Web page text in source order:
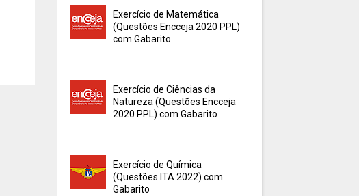
Exercício de Matemática
(Questões Encceja 2020 PPL)
com Gabarito
Exercício de Ciências da
Natureza (Questões Encceja
2020 PPL) com Gabarito
Exercício de Química
(Questões ITA 2022) com
Gabarito